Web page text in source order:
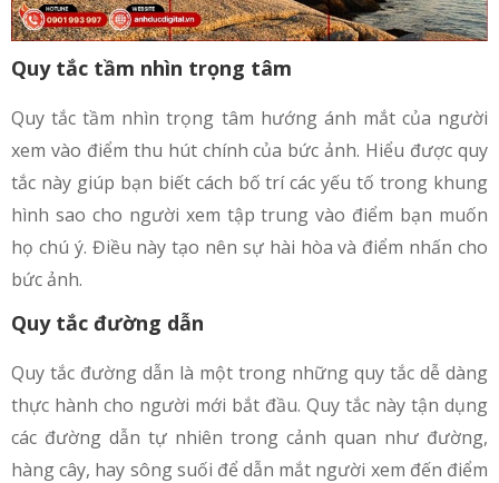
Quy tắc tầm nhìn trọng tâm
Quy tắc tầm nhìn trọng tâm hướng ánh mắt của người
xem vào điểm thu hút chính của bức ảnh. Hiểu được quy
tắc này giúp bạn biết cách bố trí các yếu tố trong khung
hình sao cho người xem tập trung vào điểm bạn muốn
họ chú ý. Điều này tạo nên sự hài hòa và điểm nhấn cho
bức ảnh.
Quy tắc đường dẫn
Quy tắc đường dẫn là một trong những quy tắc dễ dàng
thực hành cho người mới bắt đầu. Quy tắc này tận dụng
các đường dẫn tự nhiên trong cảnh quan như đường,
hàng cây, hay sông suối để dẫn mắt người xem đến điểm